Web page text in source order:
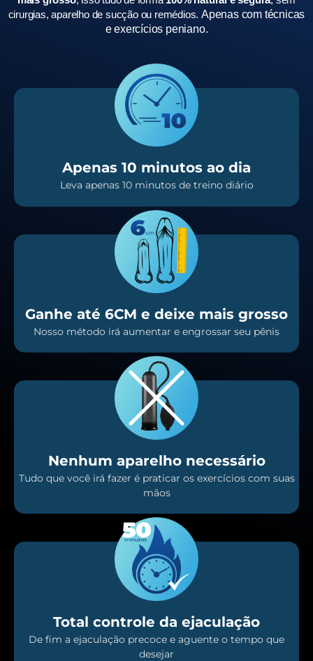
cirurgias, aparelho de sucção ou remédios.Apenas com técnicas
e exercícios peniano.
Apenas 10 minutos ao dia
Leva apenas 10 minutos de treino diário
Ganhe até 6CM e deixe mais grosso
Nosso método irá aumentar e engrossar seu pênis
Nenhum aparelho necessário
Tudo que você irá fazer é praticar os exercícios com suas
mãos
Total controle da ejaculação
De fim a ejaculação precoce e aguente o tempo que
desejar